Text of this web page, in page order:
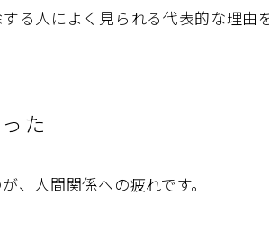
る人によく見られる代表的な理由
た
、人間関係への疲れです。